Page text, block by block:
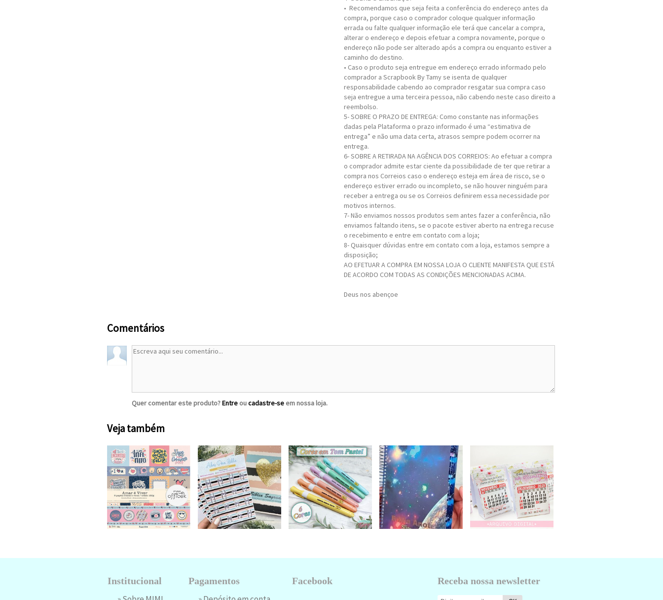
• Recomendamos que seja feita a conferência do endereço antes da
compra, porque caso o comprador coloque qualquer informação
errada ou falte qualquer informação ele terá que cancelar a compra,
alterar o endereço e depois efetuar a compra novamente, porque o
endereço não pode ser alterado após a compra ou enquanto estiver a
caminho do destino.
• Caso o produto seja entregue em endereço errado informado pelo
comprador a Scrapbook By Tamy se isenta de qualquer
responsabilidade cabendo ao comprador resgatar sua compra caso
seja entregue a uma terceira pessoa, não cabendo neste caso direito a
reembolso.
5- SOBRE O PRAZO DE ENTREGA: Como constante nas informações
dadas pela Plataforma o prazo informado é uma “estimativa de
entrega” e não uma data certa, atrasos sempre podem ocorrer na
entrega.
6- SOBRE A RETIRADA NA AGÊNCIA DOS CORREIOS: Ao efetuar a compra
o comprador admite estar ciente da possibilidade de ter que retirar a
compra nos Correios caso o endereço esteja em área de risco, se o
endereço estiver errado ou incompleto, se não houver ninguém para
receber a entrega ou se os Correios definirem essa necessidade por
motivos internos.
7- Não enviamos nossos produtos sem antes fazer a conferência, não
enviamos faltando itens, se o pacote estiver aberto na entrega recuse
o recebimento e entre em contato com a loja;
8- Quaisquer dúvidas entre em contato com a loja, estamos sempre a
disposição;
AO EFETUAR A COMPRA EM NOSSA LOJA O CLIENTE MANIFESTA QUE ESTÁ
DE ACORDO COM TODAS AS CONDIÇÕES MENCIONADAS ACIMA.
Deus nos abençoe
Comentários
Quer comentar este produto?Entre oucadastre-se em nossa loja.
Veja também
Institucional
Pagamentos
Facebook Receba nossa newsletter